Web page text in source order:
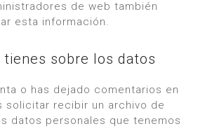
de web también
esta información.
tienes sobre los datos
o has dejado comentarios en
solicitar recibir un archivo de
datos personales que tenemos